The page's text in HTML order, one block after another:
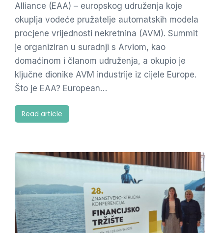
Alliance (EAA) – europskog udruženja koje
okuplja vodeće pružatelje automatskih modela
procjene vrijednosti nekretnina (AVM). Summit
je organiziran u suradnji s Arviom, kao
domaćinom i članom udruženja, a okupio je
ključne dionike AVM industrije iz cijele Europe.
Što je EAA? European…
Read article